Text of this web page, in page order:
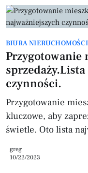
które warto wziąć
analizowania
znaczenie dla
Inwestycje w
lokalizacjach,
BIURA NIERUCHOMOŚCI
Przygotowanie
czynności.
Przygotowanie
kluczowe, aby
świetle. Oto lista
nieruchomości na
greg
10/22/2023